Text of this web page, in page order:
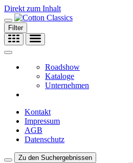
Direkt zum Inhalt
Filter
Roadshow
Kataloge
Unternehmen
Kontakt
Impressum
AGB
Datenschutz
Zu den Suchergebnissen